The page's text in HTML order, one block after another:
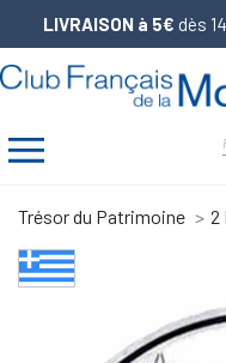
LIVRAISON à 5€ dès
Trésor du Patrimoine 2